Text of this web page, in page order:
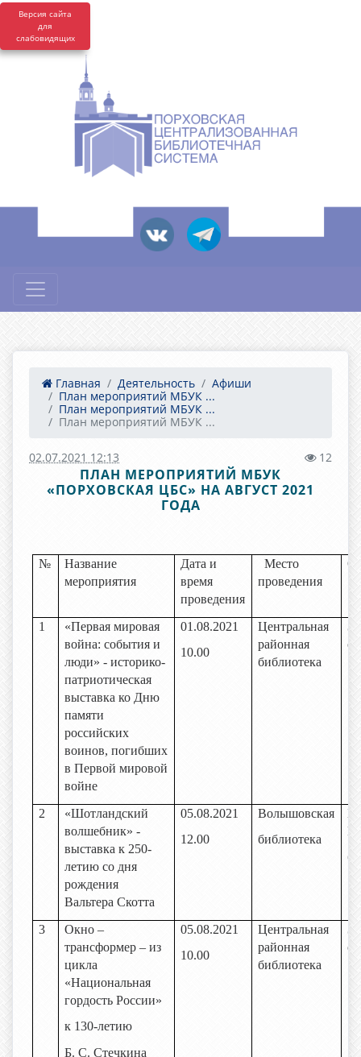
Версия сайта
для
слабовидящих
Главная Деятельность
Афиши
План мероприятий МБУК ...
План мероприятий МБУК ...
План мероприятий МБУК ...
02.07.2021 12:13 12
ПЛАН МЕРОПРИЯТИЙ МБУК
«ПОРХОВСКАЯ ЦБС» НА АВГУСТ 2021
ГОДА
№
Название
мероприятия
Дата и
время
проведения
Место
проведения
1
«Первая мировая
война: cобытия и
люди» - историко-
патриотическая
выставка ко Дню
памяти
российских
воинов, погибших
в Первой мировой
войне
01.08.2021
10.00
Центральная
районная
библиотека
2
«Шотландский
волшебник» -
выставка к 250-
летию со дня
рождения
Вальтера Скотта
05.08.2021
12.00
Волышовская
библиотека
3
Окно –
трансформер – из
цикла
«Национальная
гордость России»
к 130-летию
Б. С. Стечкина
05.08.2021
10.00
Центральная
районная
библиотека